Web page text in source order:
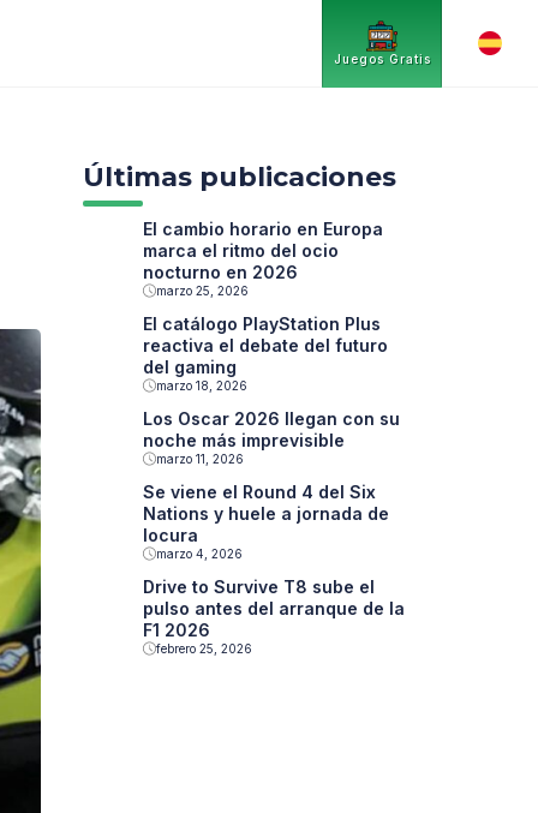
Juegos Gratis
Últimas publicaciones
El cambio horario en Europa
marca el ritmo del ocio
nocturno en 2026
marzo 25, 2026
El catálogo PlayStation Plus
reactiva el debate del futuro
del gaming
marzo 18, 2026
Los Oscar 2026 llegan con su
noche más imprevisible
marzo 11, 2026
Se viene el Round 4 del Six
Nations y huele a jornada de
locura
marzo 4, 2026
Drive to Survive T8 sube el
pulso antes del arranque de la
F1 2026
febrero 25, 2026